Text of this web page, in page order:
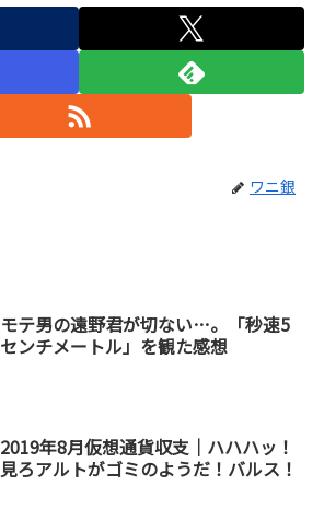
ワニ銀
モテ男の遠野君が切ない…。「秒速5
センチメートル」を観た感想
2019年8月仮想通貨収支｜ハハハッ！
見ろアルトがゴミのようだ！バルス！